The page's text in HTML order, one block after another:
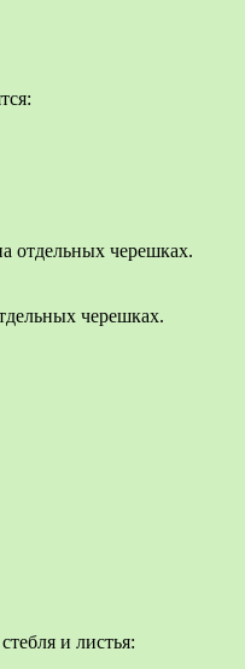
отдельных черешках.
черешках.
и листья: